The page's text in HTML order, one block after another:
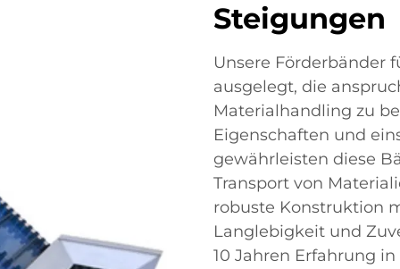
Steigungen
Unsere Förderbänder
ausgelegt, die
Materialhandling zu
Eigenschaften und
gewährleisten diese
Transport von
robuste Konstruktion
Langlebigkeit und
10 Jahren Erfahrung